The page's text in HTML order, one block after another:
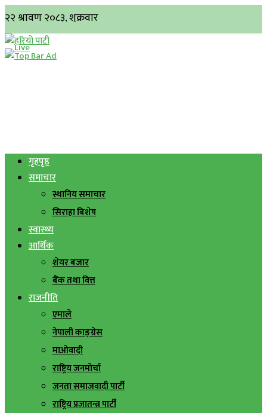
गृहपृष्ठ
समाचार
स्थानिय समाचार
सिराहा बिशेष
स्वास्थ्य
आर्थिक
शेयर बजार
बैंक तथा वित्त
राजनीति
एमाले
नेपाली काङ्ग्रेस
माओवादी
राष्ट्रिय जनमोर्चा
जनता समाजवादी पार्टी
राष्ट्रिय प्रजातन्त्र पार्टी